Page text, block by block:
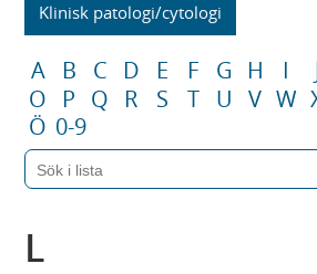
Klinisk patologi/cytologi
A B C D E F G H I
O
P Q R S T U V W
Ö 0-9
L